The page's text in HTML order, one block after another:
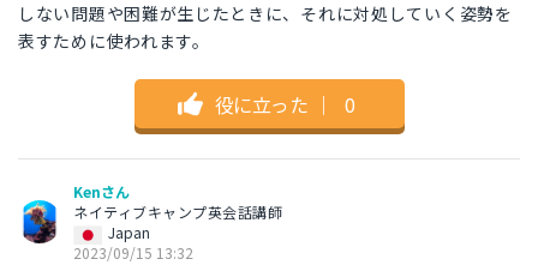
しない問題や困難が生じたときに、それに対処していく姿勢を
表すために使われます。
役に立った ｜ 0
Kenさん
ネイティブキャンプ英会話講師
Japan
2023/09/15 13:32